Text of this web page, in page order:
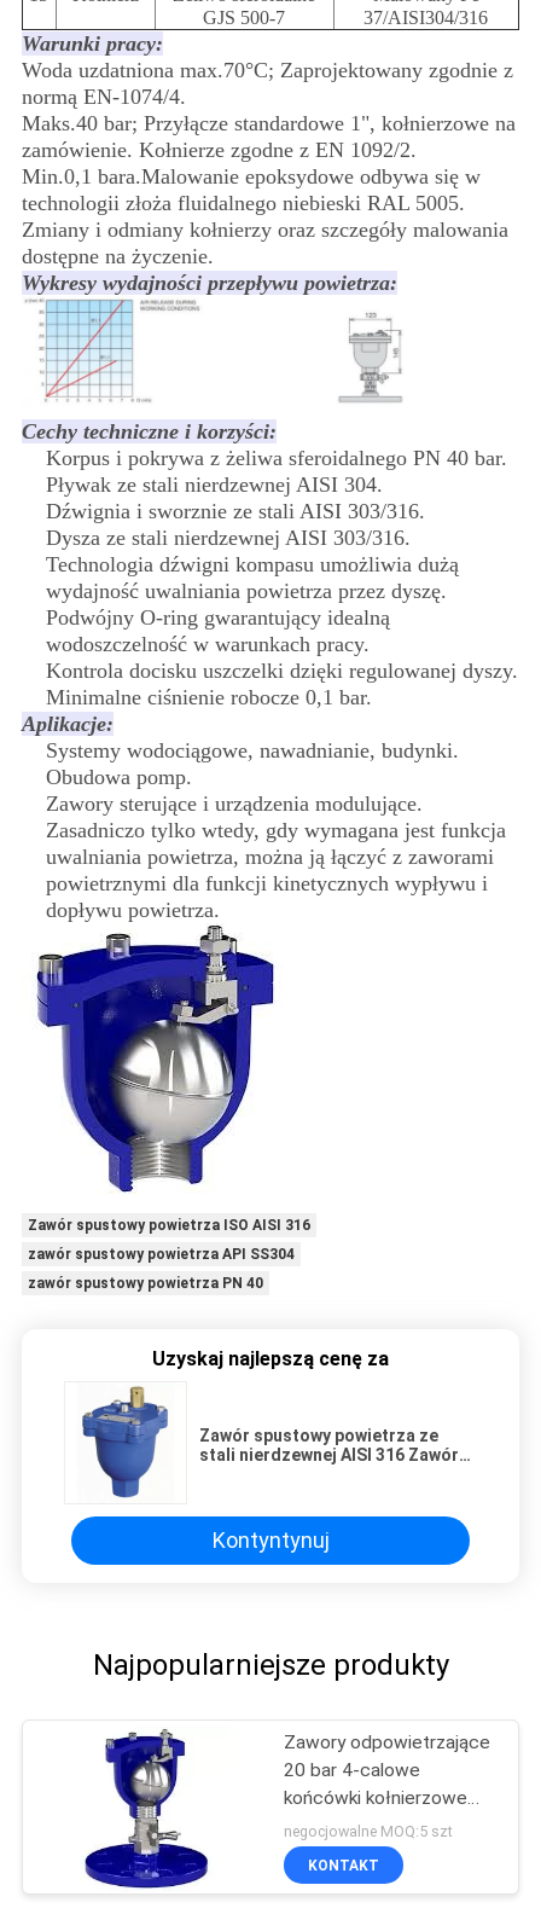
GJS 500-7
37/AISI304/316
Warunki pracy:
Woda uzdatniona max.70°C; Zaprojektowany zgodnie z
normą EN-1074/4.
Maks.40 bar; Przyłącze standardowe 1", kołnierzowe na
zamówienie. Kołnierze zgodne z EN 1092/2.
Min.0,1 bara.Malowanie epoksydowe odbywa się w
technologii złoża fluidalnego niebieski RAL 5005.
Zmiany i odmiany kołnierzy oraz szczegóły malowania
dostępne na życzenie.
Wykresy wydajności przepływu powietrza:
Cechy techniczne i korzyści:
Korpus i pokrywa z żeliwa sferoidalnego PN 40 bar.
Pływak ze stali nierdzewnej AISI 304.
Dźwignia i sworznie ze stali AISI 303/316.
Dysza ze stali nierdzewnej AISI 303/316.
Technologia dźwigni kompasu umożliwia dużą
wydajność uwalniania powietrza przez dyszę.
Podwójny O-ring gwarantujący idealną
wodoszczelność w warunkach pracy.
Kontrola docisku uszczelki dzięki regulowanej dyszy.
Minimalne ciśnienie robocze 0,1 bar.
Aplikacje:
Systemy wodociągowe, nawadnianie, budynki.
Obudowa pomp.
Zawory sterujące i urządzenia modulujące.
Zasadniczo tylko wtedy, gdy wymagana jest funkcja
uwalniania powietrza, można ją łączyć z zaworami
powietrznymi dla funkcji kinetycznych wypływu i
dopływu powietrza.
Zawór spustowy powietrza ISO AISI 316
zawór spustowy powietrza API SS304
zawór spustowy powietrza PN 40
Uzyskaj najlepszą cenę za
Zawór spustowy powietrza ze
stali nierdzewnej AISI 316 Zawór
Kontyntynuj
Najpopularniejsze produkty
Zawory odpowietrzające
20 bar 4-calowe
końcówki kołnierzowe
SS316 EN 1092-2
negocjowalne MOQ:5 szt
KONTAKT